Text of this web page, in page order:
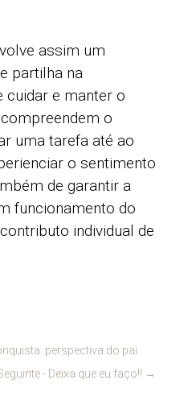
assim um
partilha na
cuidar e manter o
o
uma tarefa até ao
o sentimento
de garantir a
funcionamento do
individual de
perspectiva do pai
- Deixa que eu faço!! →